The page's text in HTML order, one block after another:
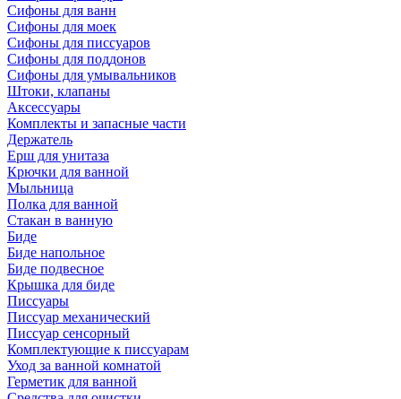
Сифоны для ванн
Сифоны для моек
Сифоны для писсуаров
Сифоны для поддонов
Сифоны для умывальников
Штоки, клапаны
Аксессуары
Комплекты и запасные части
Держатель
Ерш для унитаза
Крючки для ванной
Мыльница
Полка для ванной
Стакан в ванную
Биде
Биде напольное
Биде подвесное
Крышка для биде
Писсуары
Писсуар механический
Писсуар сенсорный
Комплектующие к писсуарам
Уход за ванной комнатой
Герметик для ванной